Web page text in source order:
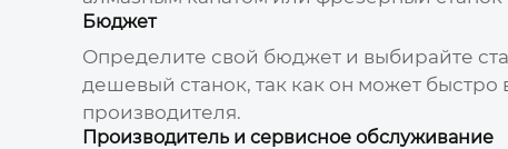
Бюджет
Определите свой бюджет и выбирайте
дешевый станок, так как он может
производителя.
Производитель и сервисное обслуживание